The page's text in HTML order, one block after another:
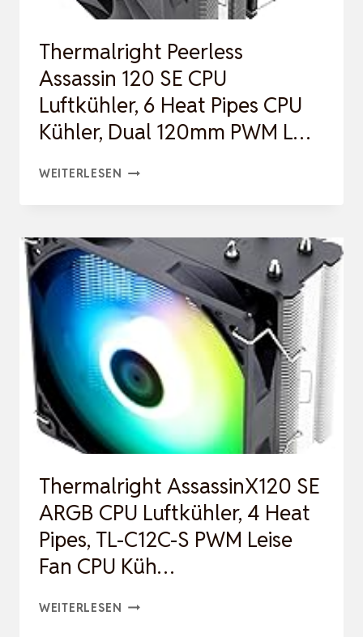
IPS
BILDSCHIRM,
240MM
AIO,
EINF…
Thermalright Peerless
Assassin 120 SE CPU
Luftkühler, 6 Heat Pipes CPU
Kühler, Dual 120mm PWM L…
WEITERLESEN THERMALRIGHT
120
SE
CPU
LUFTKÜHLER,
HEAT
PIPES
CPU
KÜHLER,
120MM
PWM
L…
Thermalright AssassinX120 SE
ARGB CPU Luftkühler, 4 Heat
Pipes, TL-C12C-S PWM Leise
Fan CPU Küh…
WEITERLESEN THERMALRIGHT